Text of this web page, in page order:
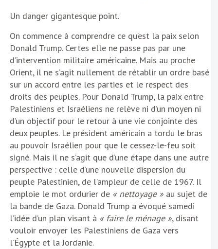
Un danger gigantesque point.
On commence à comprendre ce qu’est la paix selon
Donald Trump. Certes elle ne passe pas par une
d’intervention militaire américaine. Mais au proche
Orient, il ne s’agit nullement de rétablir un ordre basé
sur un accord entre les parties et le respect des
droits des peuples. Pour Donald Trump, la paix entre
Palestiniens et Israéliens ne relève ni d’un moyen ni
d’un objectif pour le retour à une vie conjointe des
deux peuples. Le président américain a tordu le bras
au pouvoir Israélien pour que le cessez-le-feu soit
signé. Mais il ne s’agit que d’une étape dans une autre
perspective : celle d’une nouvelle dispersion du
peuple Palestinien, de l’ampleur de celle de 1967. Il
emploie le mot ordurier de « nettoyage » au sujet de
la bande de Gaza. Donald Trump a évoqué samedi
l’idée d’un plan visant à « faire le ménage », disant
vouloir envoyer les Palestiniens de Gaza vers
l’Égypte et la Jordanie.